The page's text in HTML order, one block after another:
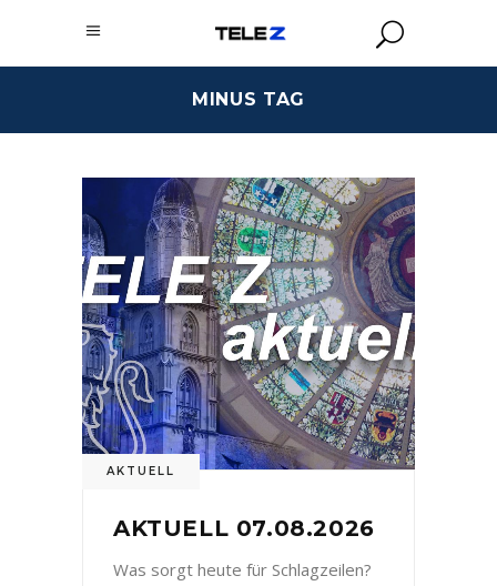
MINUS TAG
AKTUELL
AKTUELL 07.08.2026
Was sorgt heute für Schlagzeilen?